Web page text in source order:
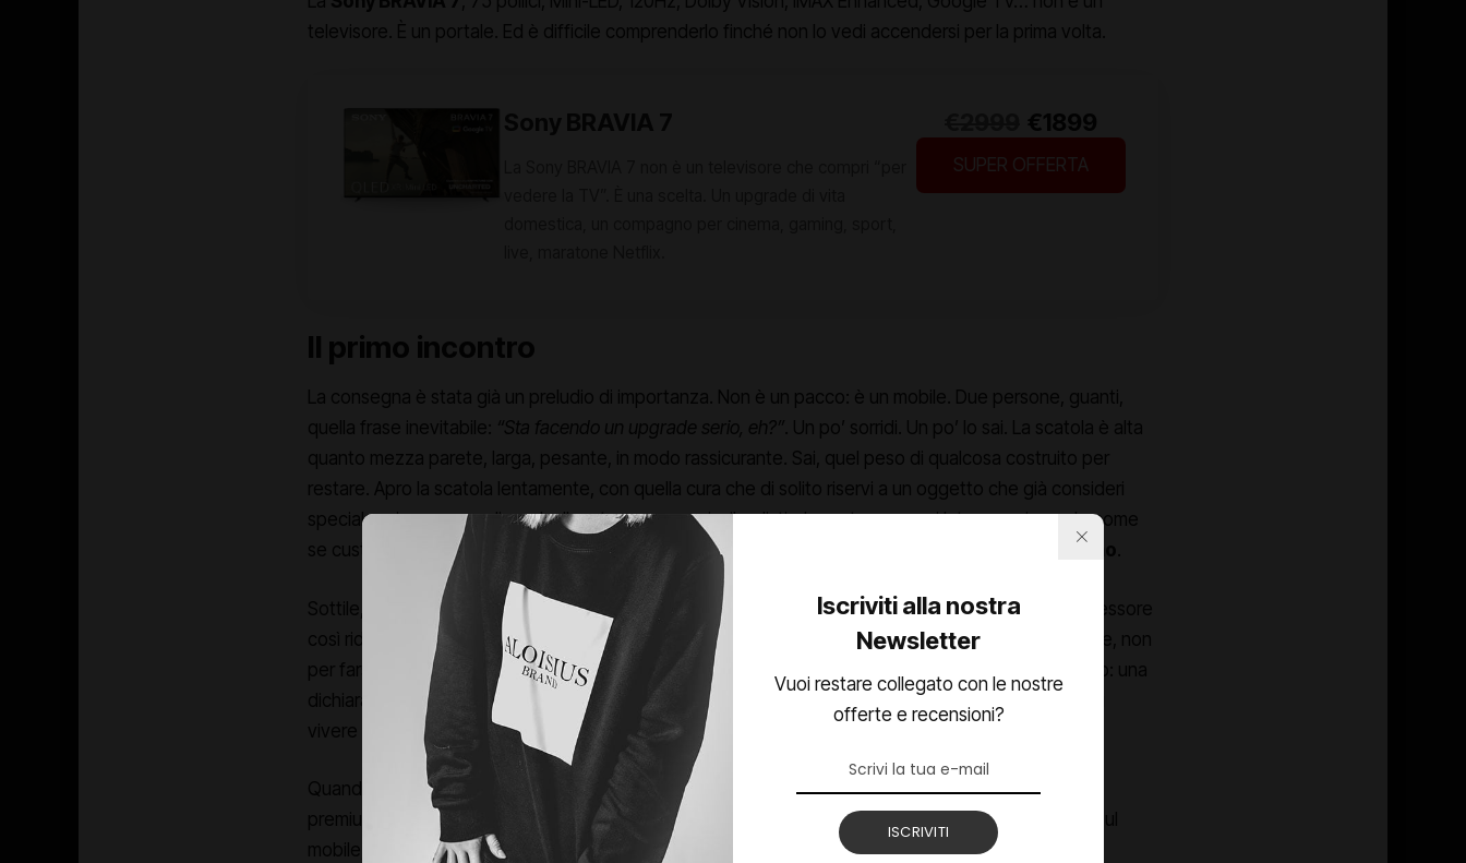
Iscriviti alla nostra
Newsletter
Vuoi restare collegato con le nostre
offerte e recensioni?
ISCRIVITI
televisore. È un portale. Ed è difficile comprenderlo finché non lo vedi accendersi per la prima volta.
€1899
SUPER OFFERTA
Il primo incontro
La consegna è stata già un preludio di importanza. Non è un pacco: è un mobile. Due persone, guanti,
quella frase inevitabile: “Sta facendo un upgrade serio, eh?” . Un po’ sorridi. Un po’ lo sai. La scatola è alta
quanto mezza parete, larga, pesante, in modo rassicurante. Sai, quel peso di qualcosa costruito per
restare. Apro la scatola lentamente, con quella cura che di solito riservi a un oggetto che già consideri
speciale prima ancora di usarlo. Il cartone scorre via, il polistirolo protegge ogni lato e ogni angolo come
se custodisse cristallo e non tecnologia. E poi arriva il primo momento di contatto visivo:
lo schermo
Sottile, quasi innaturale, come fosse impossibile che tutta quella tecnologia possa vivere in uno spessore
così ridotto. Il bordo è minimo, pulito, elegante, quasi invisibile, studiato per sparire durante la visione, non
per farsi notare. Poi c’è la staffa: solida, modulare, pensata per più posizionamenti. Non un supporto: una
dichiarazione di design. Puoi tenerla larga, stretta, rialzata, bassa. Sony non ti impone il suo modo di
vivere la TV: si adatta al tuo.
Quando la sollevi, senti subito la differenza rispetto ai modelli entry-level: robustezza, costruzione
premium, zero flessioni, nessuna sensazione di plastica fragilina. È una lastra di precisione. Posarla sul
mobile, collegare i cavi, accenderla… è un momento che ha un ritmo suo.